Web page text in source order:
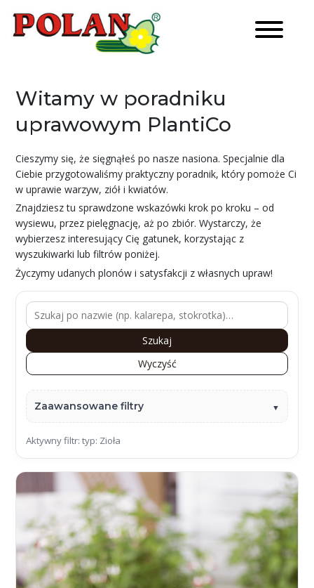
Witamy w poradniku
uprawowym PlantiCo
Cieszymy się, że sięgnąłeś po nasze nasiona. Specjalnie dla
Ciebie przygotowaliśmy praktyczny poradnik, który pomoże Ci
w uprawie warzyw, ziół i kwiatów.
Znajdziesz tu sprawdzone wskazówki krok po kroku – od
wysiewu, przez pielęgnację, aż po zbiór. Wystarczy, że
wybierzesz interesujący Cię gatunek, korzystając z
wyszukiwarki lub filtrów poniżej.
Życzymy udanych plonów i satysfakcji z własnych upraw!
Szukaj
Szukaj
Wyczyść
Zaawansowane filtry
Aktywny filtr: typ: Zioła